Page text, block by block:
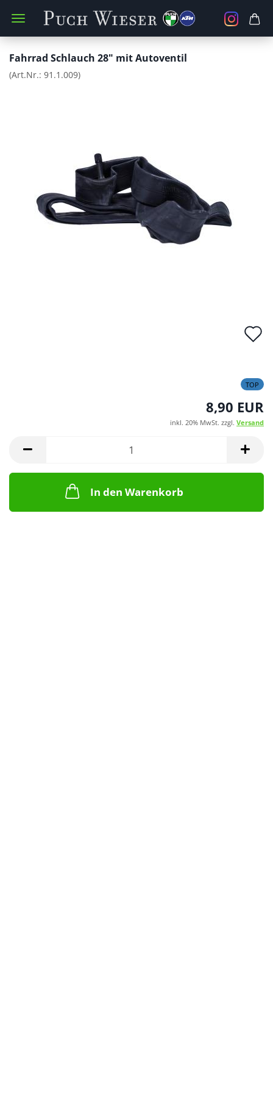
Fahrrad Schlauch 28" mit Autoventil
(Art.Nr.: 91.1.009)
TOP
8,90 EUR
inkl. 20% MwSt. zzgl. Versand
In den Warenkorb